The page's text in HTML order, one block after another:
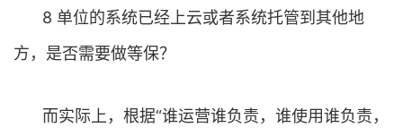
8 单位的系统已经上云或者系统托管到其他地
方，是否需要做等保？
而实际上，根据“谁运营谁负责，谁使用谁负责，